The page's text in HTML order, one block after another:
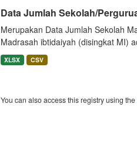
Data Jumlah Sekolah/
Merupakan Data Jumlah Sekolah
Madrasah ibtidaiyah (disingkat MI)
XLSX CSV
You can also access this registry using the